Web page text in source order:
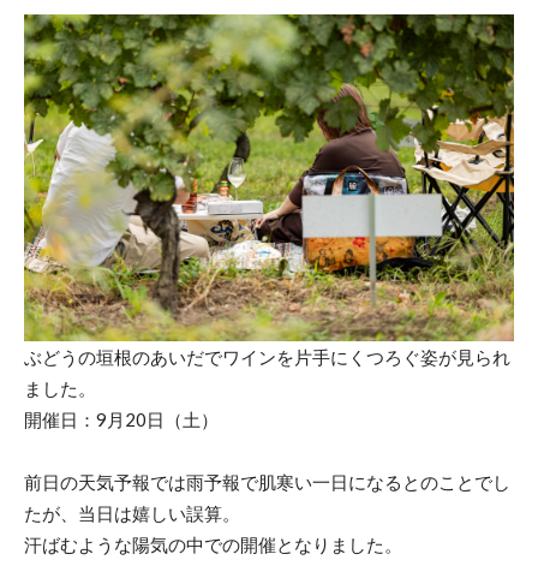
ぶどうの垣根のあいだでワインを片手にくつろぐ姿が見られ
ました。
開催日：9月20日（土）
前日の天気予報では雨予報で肌寒い一日になるとのことでし
たが、当日は嬉しい誤算。
汗ばむような陽気の中での開催となりました。